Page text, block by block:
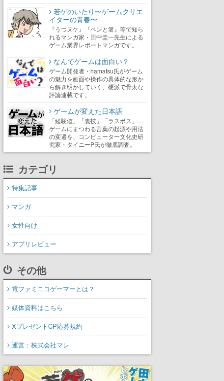
若ゲのいたり〜ゲームクリエ
イターの青春〜
『うつヌケ』『ペンと箸』等で知ら
れるマンガ家・田中圭一先生による
ゲーム業界レポートマンガです。
なんでゲームは面白い？
ゲーム開発者・hamatsu氏がゲーム
の魅力を画面や操作の具体的な形か
ら解き明かしていく、硬派で骨太な
評論連載です。
ゲームが変えた日本語
「経験値」「裏技」「ラスボス」…
ゲームにまつわる言葉の起源や用法
の変遷を、コンピューター文化史研
究家・タイニーP氏が徹底調査。
カテゴリ
特集記事
マンガ
女性向け
アプリレビュー
その他
電ファミニコゲーマーとは？
媒体資料はこちら
XプレゼントCP応募規約
運営：株式会社マレ